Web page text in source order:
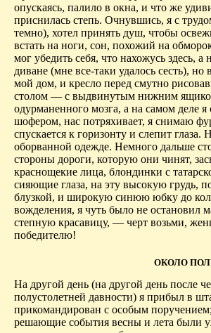
опускаясь, палило в окна, и что же
приснилась степь. Очнувшись, я с
темно), хотел принять душ, чтобы
встать на ноги, сон, похожий на
мог убедить себя, что нахожусь здесь,
диване (мне все-таки удалось сесть),
мой дом, и кресло перед смутно
столом — с выдвинутым нижним
одурманенного мозга, а на самом деле
шофером, нас потряхивает, я снимаю
спускается к горизонту и слепит глаза.
оборванной одежде. Немного дальше
стороны дороги, которую они чинят,
краснощекие лица, блондинки с
сияющие глаза, на эту высокую грудь,
блузкой, и широкую синюю юбку до
вожделения, я чуть было не остановил
степную красавицу, — черт возьми,
победителю!
ОКОЛО
На другой день (на другой день после
полустолетней давности) я прибыл в
прикомандирован с особым
решающие события весны и лета были